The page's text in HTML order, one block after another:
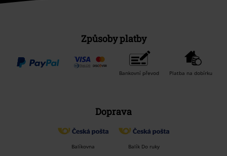
Způsoby platby
Bankovní převod Platba na dobírku
Doprava
Balíkovna Balík Do ruky